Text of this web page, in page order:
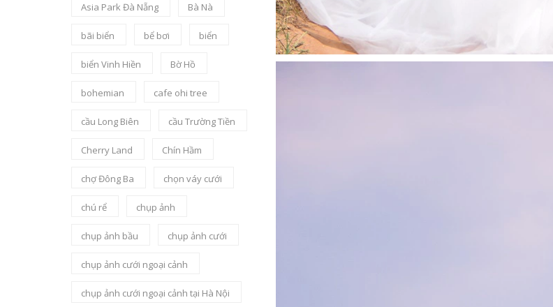
Asia Park Đà Nẵng Bà Nà
bãi biển bể bơi biển
biển Vinh Hiền Bờ Hồ
bohemian cafe ohi tree
cầu Long Biên cầu Trường Tiền
Cherry Land Chín Hầm
chợ Đông Ba chọn váy cưới
chú rể chụp ảnh
chụp ảnh bầu chụp ảnh cưới
chụp ảnh cưới ngoại cảnh
chụp ảnh cưới ngoại cảnh tại Hà Nội